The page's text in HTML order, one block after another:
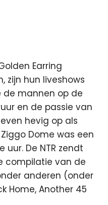
Earring
zijn hun liveshows
de mannen op de
en de passie van
hevig op als
Dome was een
De NTR zendt
compilatie van de
anderen (onder
Home, Another 45